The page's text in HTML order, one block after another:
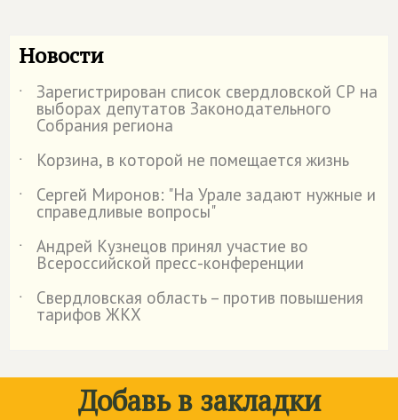
Новости
˙ Зарегистрирован список свердловской СР на
выборах депутатов Законодательного
Собрания региона
˙
Корзина, в которой не помещается жизнь
˙
Сергей Миронов: "На Урале задают нужные и
справедливые вопросы"
˙
Андрей Кузнецов принял участие во
Всероссийской пресс-конференции
˙
Свердловская область – против повышения
тарифов ЖКХ
Добавь в закладки